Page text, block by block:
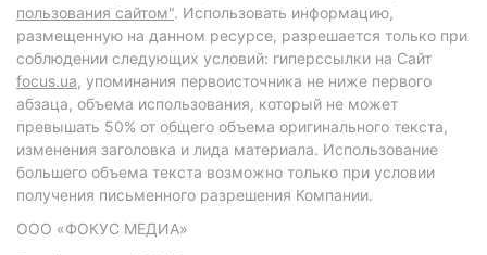
пользования сайтом". Использовать информацию,
размещенную на данном ресурсе, разрешается только при
соблюдении следующих условий: гиперссылки на Сайт
focus.ua, упоминания первоисточника не ниже первого
абзаца, объема использования, который не может
превышать 50% от общего объема оригинального текста,
изменения заголовка и лида материала. Использование
большего объема текста возможно только при условии
получения письменного разрешения Компании.
ООО «ФОКУС МЕДИА»